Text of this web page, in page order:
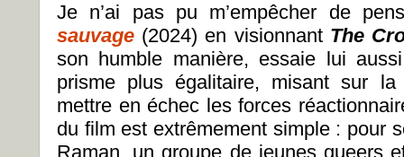
Je n’ai pas pu m’empêcher de
sauvage (2024) en visionnant The
son humble manière, essaie lui
prisme plus égalitaire, misant sur
mettre en échec les forces
du film est extrêmement simple : pour
Raman, un groupe de jeunes queers